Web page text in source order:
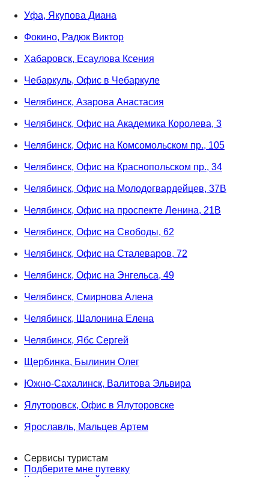
Уфа, Якупова Диана
Фокино, Радюк Виктор
Хабаровск, Есаулова Ксения
Чебаркуль, Офис в Чебаркуле
Челябинск, Азарова Анастасия
Челябинск, Офис на Академика Королева, 3
Челябинск, Офис на Комсомольском пр., 105
Челябинск, Офис на Краснопольском пр., 34
Челябинск, Офис на Молодогвардейцев, 37В
Челябинск, Офис на проспекте Ленина, 21В
Челябинск, Офис на Свободы, 62
Челябинск, Офис на Сталеваров, 72
Челябинск, Офис на Энгельса, 49
Челябинск, Смирнова Алена
Челябинск, Шалонина Елена
Челябинск, Ябс Сергей
Щербинка, Былинин Олег
Южно-Сахалинск, Валитова Эльвира
Ялуторовск, Офис в Ялуторовске
Ярославль, Мальцев Артем
Сервисы туристам
Подберите мне путевку